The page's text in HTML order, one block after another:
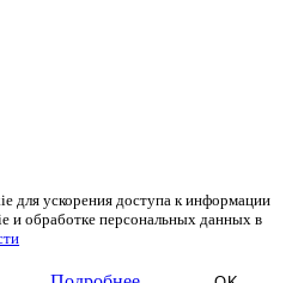
для ускорения доступа к информации
и обработке персональных данных в